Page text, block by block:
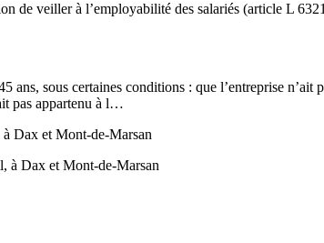
de veiller à l’employabilité des salariés (article L
ans, sous certaines conditions : que l’entreprise
pas appartenu à l…
Dax et Mont-de-Marsan